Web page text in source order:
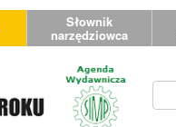
Słownik
narzędziowca